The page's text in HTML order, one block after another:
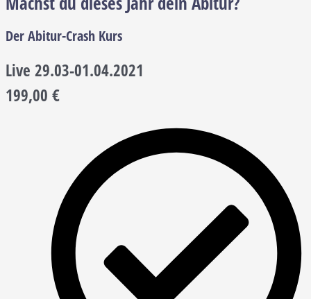
Der Abitur-Crash Kurs
Live 29.03-01.04.2021
199,00 €